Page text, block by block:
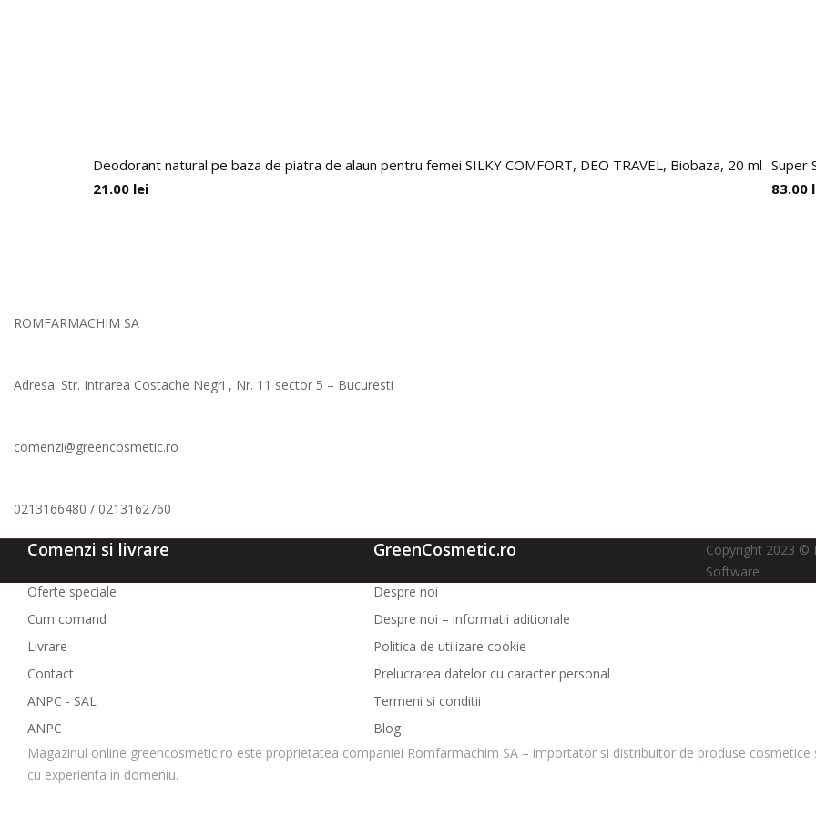
Deodorant natural pe baza de piatra de alaun pentru femei SILKY COMFORT, DEO TRAVEL, Biobaza, 20 ml
21.00 lei
Super
83.00
ROMFARMACHIM SA
Adresa: Str. Intrarea Costache Negri , Nr. 11 sector 5 – Bucuresti
comenzi@greencosmetic.ro
0213166480 / 0213162760
Comenzi si livrare
Oferte speciale
Cum comand
Livrare
Contact
ANPC - SAL
ANPC
GreenCosmetic.ro
Despre noi
Despre noi – informatii aditionale
Politica de utilizare cookie
Prelucrarea datelor cu caracter personal
Termeni si conditii
Blog
Magazinul online greencosmetic.ro este proprietatea companiei Romfarmachim SA – importator si distribuitor de produse
cu experienta in domeniu.
Copyright 2023 ©
Software